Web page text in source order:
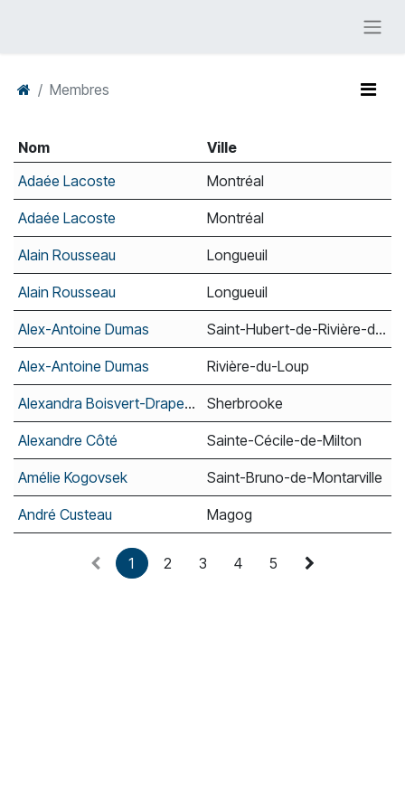
Membres
Nom
Ville
Adaée Lacoste
Montréal
Adaée Lacoste Montréal
Alain Rousseau Longueuil
Alain Rousseau Longueuil
Alex-Antoine Dumas Saint-Hubert-de-Rivière-du-Loup
Alex-Antoine Dumas Rivière-du-Loup
Alexandra Boisvert-Drapeau Sherbrooke
Alexandre Côté Sainte-Cécile-de-Milton
Amélie Kogovsek Saint-Bruno-de-Montarville
André Custeau Magog
1 2 3 4 5